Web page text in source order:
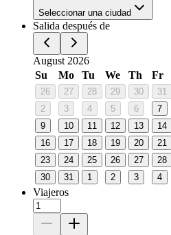
Seleccionar una ciudad
Salida después de
August 2026
Su
Mo Tu We Th Fr
26 27 28 29 30 31
2
3 4 5 6 7
9
10 11 12 13 14
16
17 18 19 20 21
23
24 25 26 27 28
30
31 1 2 3 4
Viajeros